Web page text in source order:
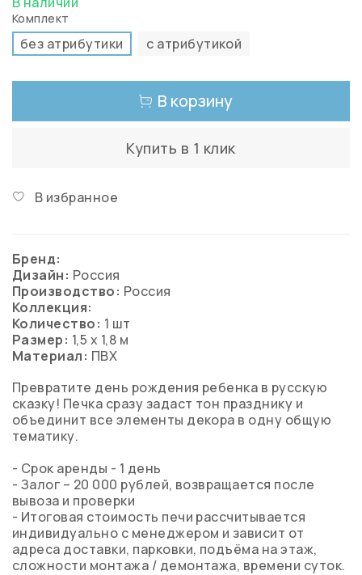
Комплект
без атрибутики с атрибутикой
В корзину
Купить в 1 клик
В избранное
Бренд:
Дизайн: Россия
Производство: Россия
Коллекция:
Количество: 1 шт
Размер: 1,5 х 1,8 м
Материал: ПВХ
Превратите день рождения ребенка в русскую
сказку! Печка сразу задаст тон празднику и
объединит все элементы декора в одну общую
тематику.
- Срок аренды - 1 день
- Залог – 20 000 рублей, возвращается после
вывоза и проверки
- Итоговая стоимость печи рассчитывается
индивидуально с менеджером и зависит от
адреса доставки, парковки, подъёма на этаж,
сложности монтажа / демонтажа, времени суток.